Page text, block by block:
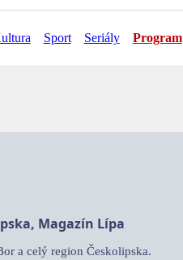
Sport Seriály Program
Magazín Lípa
a celý region Českolipska.